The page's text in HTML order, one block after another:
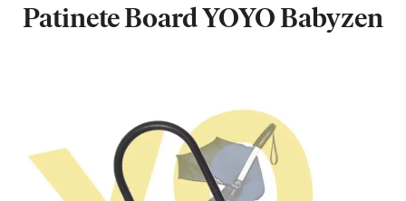
Patinete Board YOYO Babyzen